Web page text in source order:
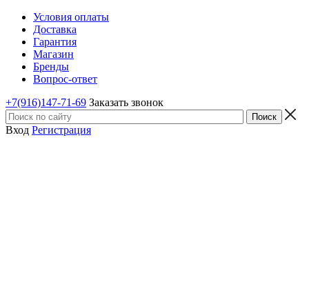
Условия оплаты
Доставка
Гарантия
Магазин
Бренды
Вопрос-ответ
+7(916)147-71-69 Заказать звонок
Вход Регистрация